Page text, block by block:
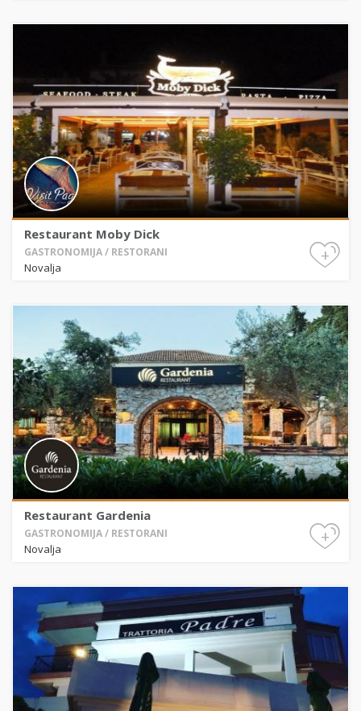
Restaurant Moby Dick
GASTRONOMIJA / RESTORANI
Novalja
+
Restaurant Gardenia
GASTRONOMIJA / RESTORANI
Novalja
+